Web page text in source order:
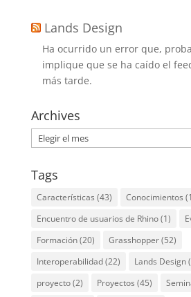
Lands Design
Ha ocurrido un error que,
implique que se ha caído el
más tarde.
Archives
Archives
Tags
Características (43) Conocimientos
Encuentro de usuarios de Rhino(1)
Formación(20) Grasshopper(52)
Interoperabilidad(22) Lands Design
proyecto(2) Proyectos (45)